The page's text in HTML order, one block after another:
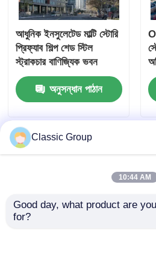
আধুনিক ইনসুলেটেড মাল্টি স্টোরি
প্রিফ্যাব শিল্প শেড স্টিল
স্ট্রাকচার বাণিজ্যিক ভবন
অনুসন্ধান পাঠান
Classic Group
10:44 AM
Good day, what product are
for?